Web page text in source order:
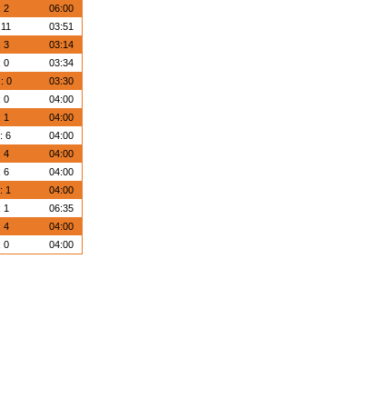
2
06:00
03:51
3
03:14
0
03:34
0
03:30
0
04:00
1
04:00
6
04:00
4
04:00
6
04:00
1
04:00
1
06:35
4
04:00
0 04:00